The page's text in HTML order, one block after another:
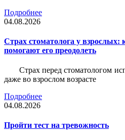
Подробнее
04.08.2026
Страх стоматолога у
помогают его преодолеть
Страх перед стоматологом
даже во взрослом возрасте
Подробнее
04.08.2026
Пройти тест на тревожность